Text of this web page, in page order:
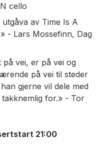
cello
av Time Is A
- Lars Mossefinn, Dag
vei, er på vei og
på vei til steder
gjerne vil dele med
for.» - Tor
21:00